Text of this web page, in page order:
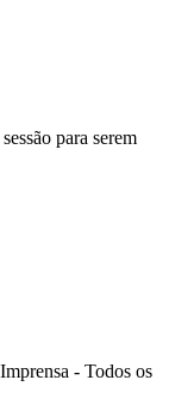
para serem
- Todos os